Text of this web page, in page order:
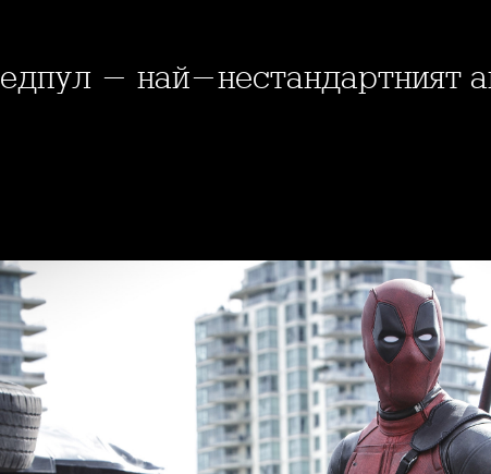
Дедпул - най-нестандартният